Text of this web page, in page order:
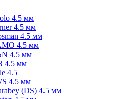
4.5 мм
4.5 мм
4.5 мм
4.5 мм
4.5 мм
4.5 мм
4.5
4.5 мм
(DS) 4.5 мм